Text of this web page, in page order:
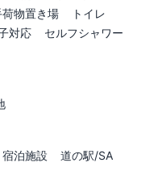
荷物置き場
トイレ
対応
セルフシャワー
宿泊施設
道の駅/SA